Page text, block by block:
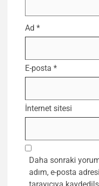
Ad *
E-posta *
İnternet sitesi
Daha sonraki
adım, e-posta
tarayıcıya